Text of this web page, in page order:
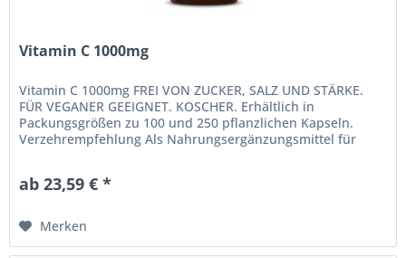
Vitamin C 1000mg
Vitamin C 1000mg FREI VON ZUCKER, SALZ UND STÄRKE.
FÜR VEGANER GEEIGNET. KOSCHER. Erhältlich in
Packungsgrößen zu 100 und 250 pflanzlichen Kapseln.
Verzehrempfehlung Als Nahrungsergänzungsmittel für
ab 23,59 € *
Merken